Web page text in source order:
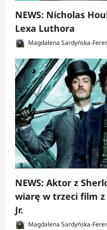
NEWS: Nicholas
Lexa Luthora
Magdalena Sardyńska-
NEWS: Aktor z
wiarę w trzeci film
Jr.
Magdalena Sardyńska-